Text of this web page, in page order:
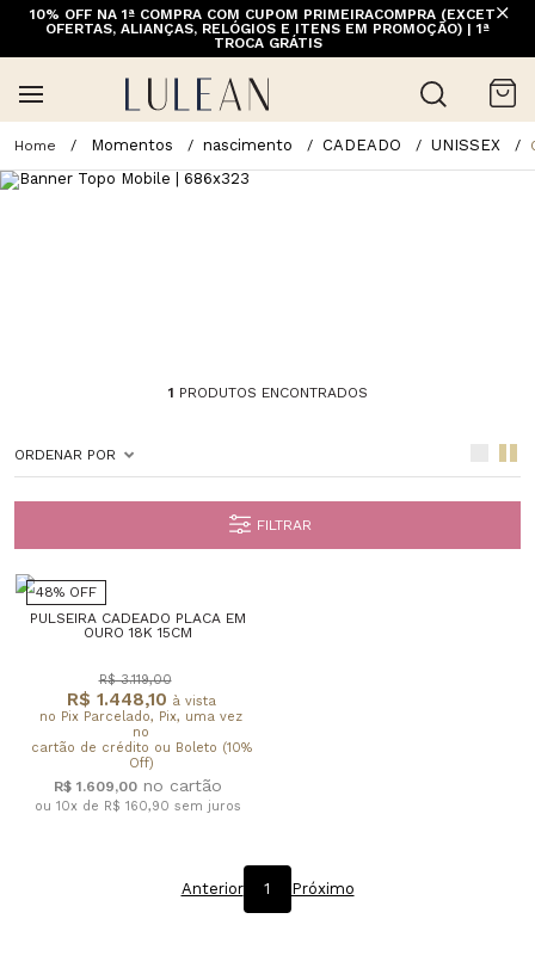
10% OFF NA 1ª COMPRA COM CUPOM PRIMEIRACOMPRA (EXCETO
OFERTAS, ALIANÇAS, RELÓGIOS E ITENS EM PROMOÇÃO) | 1ª
TROCA GRÁTIS
Momentos nascimento CADEADO UNISSEX
1 PRODUTOS ENCONTRADOS
ORDENAR POR
FILTRAR
48% OFF
PULSEIRA CADEADO PLACA EM
OURO 18K 15CM
R$ 1.448,10 à vista
no Pix Parcelado, Pix, uma vez
no
cartão de crédito ou Boleto (10%
Off)
R$ 3.119,00
R$ 1.609,00
ou 10x de R$ 160,90 sem juros
Anterior 1 Próximo